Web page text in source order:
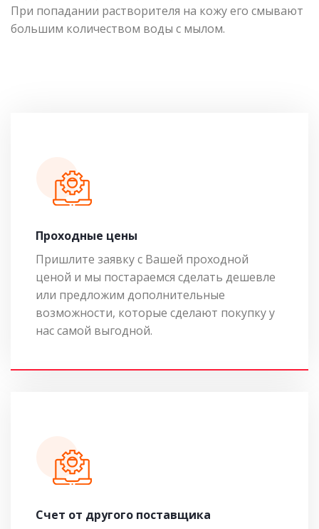
При попадании растворителя на кожу его смывают
большим количеством воды с мылом.
Проходные цены
Пришлите заявку с Вашей проходной
ценой и мы постараемся сделать дешевле
или предложим дополнительные
возможности, которые сделают покупку у
нас самой выгодной.
Cчет от другого поставщика